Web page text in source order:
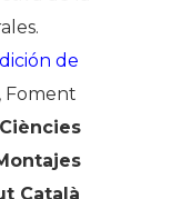
.
de
Foment
Català